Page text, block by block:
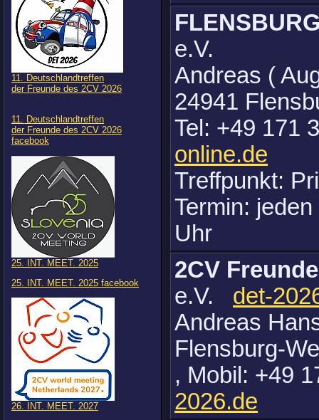
11. Deutschlandtreffen
der Freunde des 2CV 2026
11. Deutschlandtreffen
der Freunde des 2CV 2026
facebook
25. INT. MEET. 2025
25. INT. MEET. 2025 facebook
26. INT. MEET. 2027
e.V.
Andreas (
24941
Tel: +49 171
online.de
Treffpunkt:
Termin:
Uhr
2CV
e.V. det-
Andreas
Flensburg-
, Mobil: +49
2026.de